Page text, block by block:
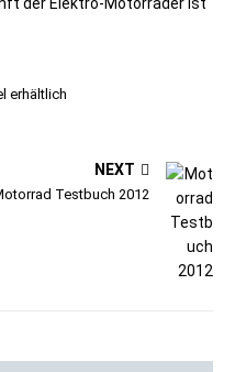
erhältlich
NEXT
Testbuch 2012